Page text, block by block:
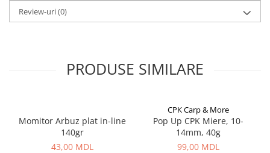
Barci
Sonare
Aragazuri, incalzitoare
Lanterne
Greutate- 20 g.
Review-uri(0)
PRODUSE SIMILARE
Momitor Arbuz plat in-line
140gr
43,00 MDL
CPK Carp & More
Pop Up CPK Miere, 10-
14mm, 40g
99,00 MDL